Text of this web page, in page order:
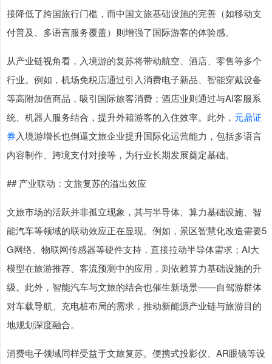
接降低了跨国旅行门槛，而中国文旅基础设施的完善（如移动支
付普及、多语言服务覆盖）则增强了国际游客的体验感。
从产业链视角看，入境游的复苏将带动航空、酒店、零售等多个
行业。例如，机场免税店通过引入消费电子新品、智能穿戴设备
等高附加值商品，吸引国际旅客消费；酒店业则通过与AI客服系
统、机器人服务结合，提升外籍游客的入住效率。此外， 元鼎证
券入境游增长也倒逼文旅企业提升国际化运营能力，包括多语言
内容制作、跨境支付对接等，为行业长期发展奠定基础。
## 产业联动：文旅复苏的溢出效应
文旅市场的活跃并非孤立现象，其与半导体、算力基础设施、智
能汽车等领域的联动效应正在显现。例如，景区智慧化改造需要5
G网络、物联网传感器等硬件支持，直接拉动半导体需求；AI大
模型在旅游推荐、客流预测中的应用，则依赖算力基础设施的升
级。此外，智能汽车与文旅的结合也催生新场景——自驾游群体
对车载导航、充电桩布局的需求，推动新能源产业链与旅游目的
地规划深度融合。
消费电子领域同样受益于文旅复苏。便携式投影仪、AR眼镜等设